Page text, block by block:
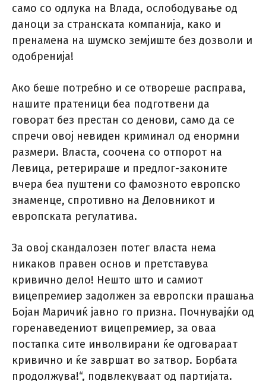
само со одлука на Влада, ослободување од
даноци за странската компанија, како и
пренамена на шумско земјиште без дозволи и
одобренија!
Ако беше потребно и се отвореше расправа,
нашите пратеници беа подготвени да
говорат без престан со денови, само да се
спречи овој невиден криминал од енормни
размери. Власта, соочена со отпорот на
Левица, ретерираше и предлог-законите
вчера беа пуштени со фамозното европско
знаменце, спротивно на Деловникот и
европската регулатива.
За овој скандалозен потег власта нема
никаков правен основ и претставува
кривично дело! Нешто што и самиот
вицепремиер задолжен за европски прашања
Бојан Маричиќ јавно го призна. Почнувајќи од
горенаведениот вицепремиер, за оваа
постапка сите инволвирани ќе одговараат
кривично и ќе завршат во затвор. Борбата
продолжува!“, подвлекуваат од партијата.